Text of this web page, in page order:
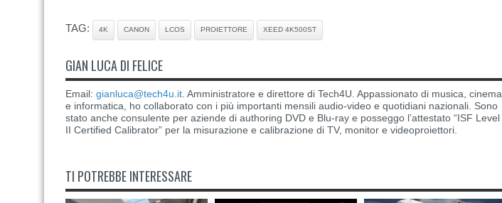
TAG: 4K CANON LCOS PROIETTORE XEED 4K500ST
GIAN LUCA DI FELICE
Email: gianluca@tech4u.it . Amministratore e direttore di Tech4U. Appassionato di musica, cinema
e informatica, ho collaborato con i più importanti mensili audio-video e quotidiani nazionali. Sono
stato anche consulente per aziende di authoring DVD e Blu-ray e posseggo l’attestato “ISF Level
II Certified Calibrator” per la misurazione e calibrazione di TV, monitor e videoproiettori.
TI POTREBBE INTERESSARE